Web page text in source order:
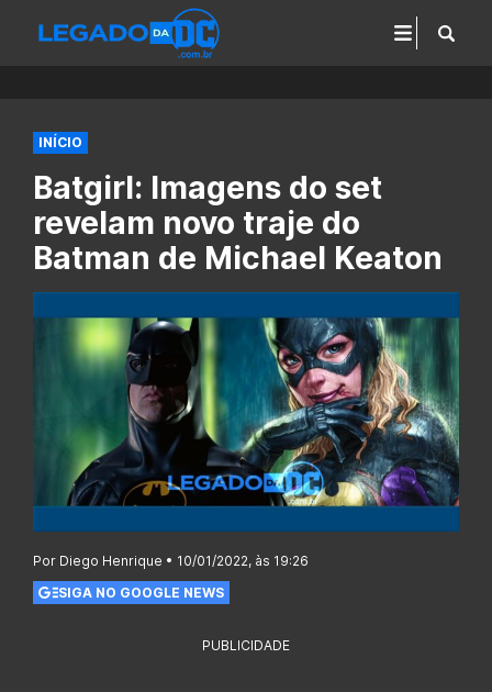
INÍCIO
Batgirl: Imagens do set
revelam novo traje do
Batman de Michael Keaton
Por Diego Henrique • 10/01/2022, às 19:26
SIGA NO GOOGLE NEWS
PUBLICIDADE